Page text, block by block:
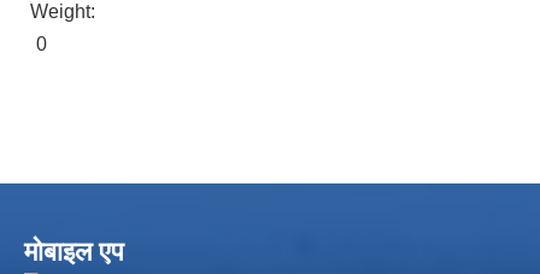
Weight:
0
मोबाइल एप